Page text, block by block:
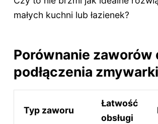
małych kuchni lub łazienek?
Porównanie zaworów
podłączenia zmywarki
Typ zaworu
Łatwość
obsługi